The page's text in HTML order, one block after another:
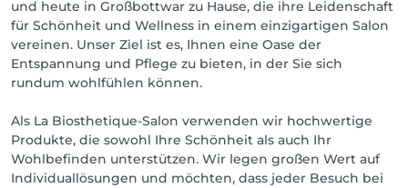
und heute in Großbottwar zu Hause, die ihre Leidenschaft
für Schönheit und Wellness in einem einzigartigen Salon
vereinen. Unser Ziel ist es, Ihnen eine Oase der
Entspannung und Pflege zu bieten, in der Sie sich
rundum wohlfühlen können.
Als La Biosthetique-Salon verwenden wir hochwertige
Produkte, die sowohl Ihre Schönheit als auch Ihr
Wohlbefinden unterstützen. Wir legen großen Wert auf
Individuallösungen und möchten, dass jeder Besuch bei